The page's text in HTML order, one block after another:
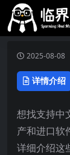
2025-08-08
详情介绍
想找支持中
产和进口软
详细介绍这